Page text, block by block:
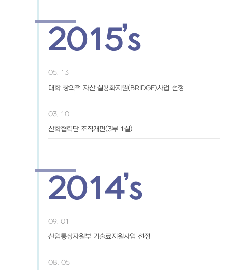
2015’s
05. 13
대학 창의적 자산 실용화지원(BRIDGE)사업 선정
03. 10
산학협력단 조직개편(3부 1실)
2014’s
09. 01
산업통상자원부 기술료지원사업 선정
08. 05